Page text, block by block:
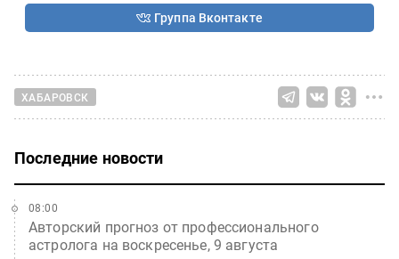
Группа Вконтакте
ХАБАРОВСК
Последние новости
Авторский прогноз от профессионального
астролога на воскресенье, 9 августа
08:00